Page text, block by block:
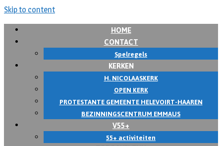
Skip to content
HOME
CONTACT
Spelregels
KERKEN
H. NICOLAASKERK
OPEN KERK
PROTESTANTE GEMEENTE HELEVOIRT-HAAREN
BEZINNINGSCENTRUM EMMAUS
V55+
55+ activiteiten